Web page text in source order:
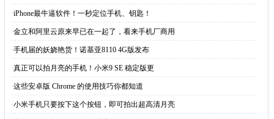
·iPhone最牛逼软件！一秒定位手机、钥匙！
·金立和阿里云原来早已在一起了，看来手机厂商用
·手机届的妖娆艳货！诺基亚8110 4G版发布
·真正可以拍月亮的手机！小米9 SE 稳定版更
·这些安卓版 Chrome 的使用技巧你都知道
·小米手机只要按下这个按钮，即可拍出超高清月亮